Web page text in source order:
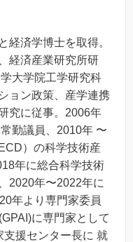
経済学博士を取得。
経済産業研究所研
大学院工学研究科
ョン政策、産学連携
究に従事。2006年
勤議員、2010年 〜
）の科学技術産
年に総合科学技術
2020年〜2022年に
年より専門家委員
に専門家として
援センター長に 就